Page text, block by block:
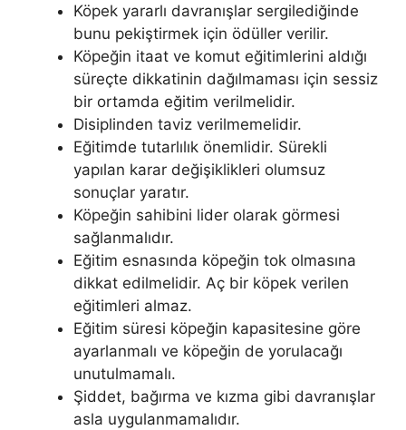
Köpek yararlı davranışlar sergilediğinde
bunu pekiştirmek için ödüller verilir.
Köpeğin itaat ve komut eğitimlerini aldığı
süreçte dikkatinin dağılmaması için sessiz
bir ortamda eğitim verilmelidir.
Disiplinden taviz verilmemelidir.
Eğitimde tutarlılık önemlidir. Sürekli
yapılan karar değişiklikleri olumsuz
sonuçlar yaratır.
Köpeğin sahibini lider olarak görmesi
sağlanmalıdır.
Eğitim esnasında köpeğin tok olmasına
dikkat edilmelidir. Aç bir köpek verilen
eğitimleri almaz.
Eğitim süresi köpeğin kapasitesine göre
ayarlanmalı ve köpeğin de yorulacağı
unutulmamalı.
Şiddet, bağırma ve kızma gibi davranışlar
asla uygulanmamalıdır.